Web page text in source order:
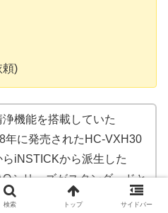
頼)
機能を搭載していた
年に発売されたHC-VXH30
iNSTICKから派生した
シリーズがスタンダードと
検索 トップ サイドバー